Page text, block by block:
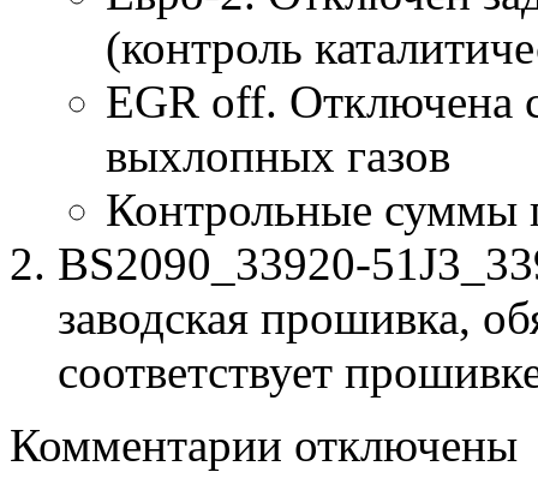
(контроль
EGR off. Отключена
выхлопных газов
Контрольные суммы
BS2090_33920-
заводская прошивка,
соответствует
Комментарии записи
отключены